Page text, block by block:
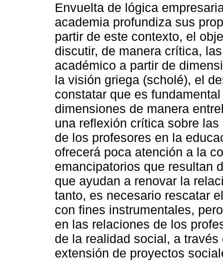
Envuelta de lógica
academia profundiza sus
partir de este contexto, el
discutir, de manera crítica,
académico a partir de
la visión griega (scholé), el
constatar que es
dimensiones de manera
una reflexión crítica sobre
de los profesores en la
ofrecerá poca atención a la
emancipatorios que resultan
que ayudan a renovar la
tanto, es necesario rescatar
con fines instrumentales,
en las relaciones de los
de la realidad social, a
extensión de proyectos